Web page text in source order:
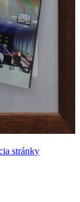
stránky